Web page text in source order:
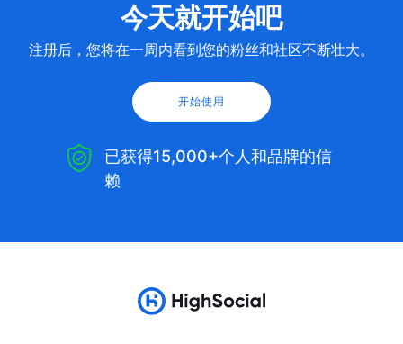
今天就开始吧
注册后，您将在一周内看到您的粉丝和社区不断壮大。
开始使用
已获得15,000+个人和品牌的信
赖